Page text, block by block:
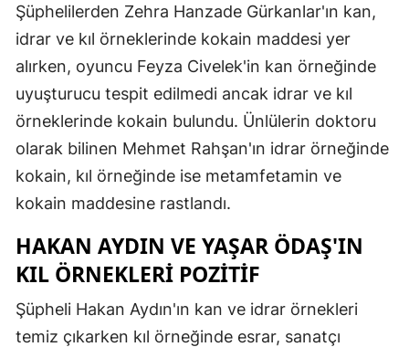
Kocaeli
Konya
Kütahya
Malatya
Şüphelilerden Zehra Hanzade Gürkanlar'ın kan,
idrar ve kıl örneklerinde kokain maddesi yer
alırken, oyuncu Feyza Civelek'in kan örneğinde
uyuşturucu tespit edilmedi ancak idrar ve kıl
örneklerinde kokain bulundu. Ünlülerin doktoru
olarak bilinen Mehmet Rahşan'ın idrar örneğinde
kokain, kıl örneğinde ise metamfetamin ve
kokain maddesine rastlandı.
HAKAN AYDIN VE YAŞAR ÖDAŞ'IN
KIL ÖRNEKLERI POZITIF
Şüpheli Hakan Aydın'ın kan ve idrar örnekleri
temiz çıkarken kıl örneğinde esrar, sanatçı